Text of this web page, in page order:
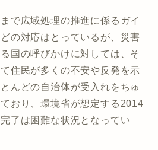
で広域処理の推進に係るガイ
の対応はとっているが、災害
国の呼びかけに対しては、そ
住民が多くの不安や反発を示
んどの自治体が受入れをちゅ
おり、環境省が想定する2014
了は困難な状況となってい